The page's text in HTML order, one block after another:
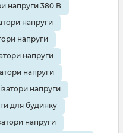
напруги 380 В
напруги
напруги
напруги
напруги
напруги
для будинку
напруги